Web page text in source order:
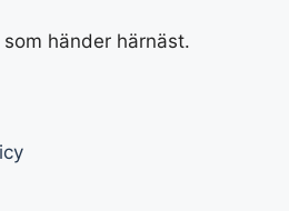
händer härnäst.